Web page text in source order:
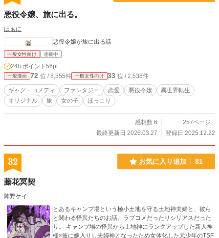
悪役令嬢、旅に出る。
はぁに
悪役令嬢が旅に出る話
一般女性向け 連載中
24h.ポイント 56pt
一般漫画 72 位 / 8,555件 一般女性向け 33 位 / 2,538件
ギャグ・コメディ ファンタジー 恋愛 悪役令嬢
異世界転生
オリジナル
旅 女の子 ほっこり
感想数 6
257ページ
最終更新日 2026.03.27
登録日 2025.12.22
32 お気に入り追加 81
藤花冥契
陣野ケイ
とあるキャンプ場という極小土地を守る土地神夫婦と、彼ら
と関わる怪異たちのお話。ラブコメだったりシリアスだった
り。 キャンプ場の怪異から土地神にランクアップした新人神
様×彼に嫁入りし夫婦神となったため女体化した元少年のTSF